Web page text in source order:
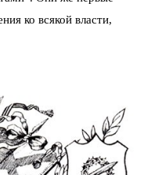
ко всякой власти,